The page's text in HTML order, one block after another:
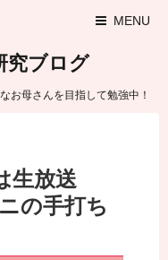
MENU
究ブログ
お母さんを目指して勉強中！
生放送
の手打ち